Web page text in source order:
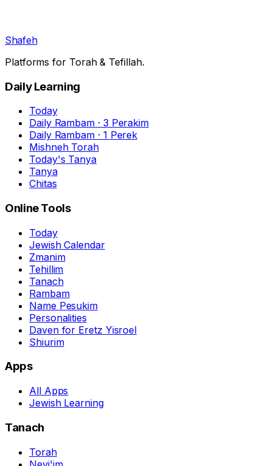
Shafeh
Platforms for Torah & Tefillah.
Daily Learning
Today
Daily Rambam · 3 Perakim
Daily Rambam · 1 Perek
Mishneh Torah
Today's Tanya
Tanya
Chitas
Online Tools
Today
Jewish Calendar
Zmanim
Tehillim
Tanach
Rambam
Name Pesukim
Personalities
Daven for Eretz Yisroel
Shiurim
Apps
All Apps
Jewish Learning
Tanach
Torah